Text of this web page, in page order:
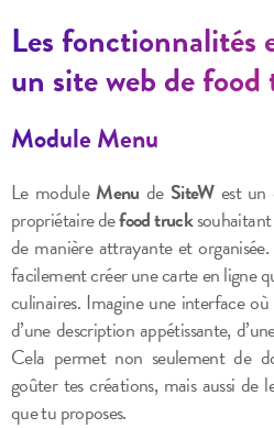
Les fonctionnalités
un site web de
Module Menu
Le module Menu de SiteWest un
propriétaire defood trucksouhaitant
de manière attrayante et
facilement créer une carte en ligne
culinaires. Imagine une interface
d’une description appétissante,
Cela permet non seulement de
goûter tes créations, mais aussi de
que tu proposes.